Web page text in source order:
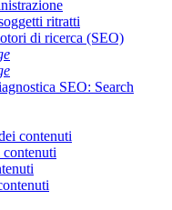
ritratti
di ricerca (SEO)
SEO: Search
contenuti